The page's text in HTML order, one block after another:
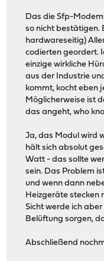
Das die Sfp-
so nicht bestätigen.
hardwareseitig)
codierten geordert.
einzige wirkliche
aus der Industrie
kommt, kocht eben
Möglicherweise ist
das angeht, who
Ja, das Modul wird
hält sich absolut
Watt - das sollte
sein. Das Problem
und wenn dann
Heizgeräte stecken
Sicht werde ich
Belüftung sorgen,
Abschließend